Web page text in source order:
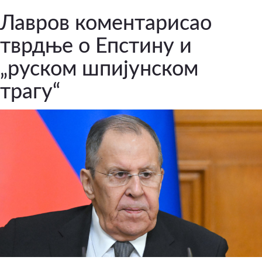
Лавров коментарисао
тврдње о Епстину и
„руском шпијунском
трагу“